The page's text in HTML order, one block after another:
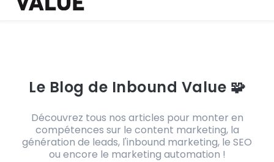
Le Blog de Inbound Value 🧩
Découvrez tous nos articles pour monter en
compétences sur le content marketing, la
génération de leads, l'inbound marketing, le SEO
ou encore le marketing automation !